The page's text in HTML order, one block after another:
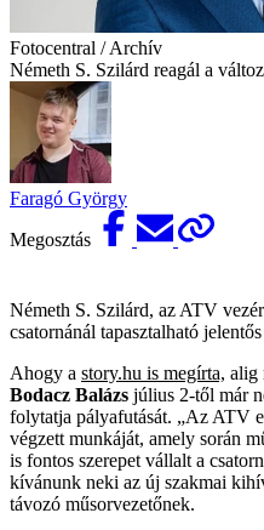
Fotocentral / Archív
Németh S. Szilárd reagál a
Faragó György
Megosztás
Németh S. Szilárd, az ATV
csatornánál tapasztalható
Ahogy a story.hu is megírta, alig
Bodacz Balázs július 2-től már
folytatja pályafutását. „Az ATV
végzett munkáját, amely során
is fontos szerepet vállalt a
kívánunk neki az új szakmai
távozó műsorvezetőnek.